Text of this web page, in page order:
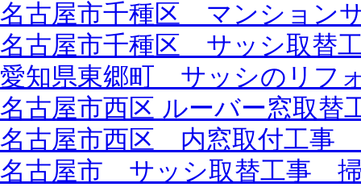
名古屋市千種区 マンション
名古屋市千種区 サッシ取替
愛知県東郷町 サッシのリフ
名古屋市西区 ルーバー窓取替
名古屋市西区 内窓取付工事
名古屋市 サッシ取替工事